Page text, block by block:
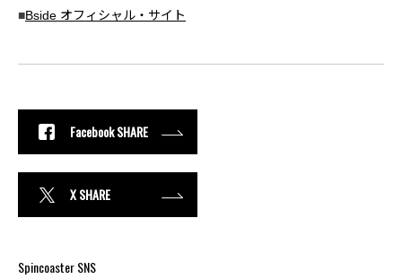
■Bside オフィシャル・サイト
Facebook SHARE
X SHARE
Spincoaster SNS